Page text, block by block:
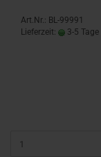
Art.Nr.: BL-99991
Lieferzeit:
3-5 Tage